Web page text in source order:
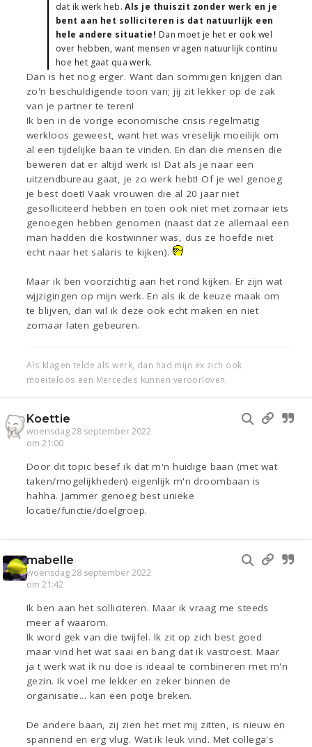
dat ik werk heb.Als je thuiszit zonder werk en je
bent aan het solliciteren is dat natuurlijk een
hele andere situatie! Dan moet je het er ook wel
over hebben, want mensen vragen natuurlijk continu
hoe het gaat qua werk.
Dan is het nog erger. Want dan sommigen krijgen dan
zo'n beschuldigende toon van; jij zit lekker op de zak
van je partner te teren!
Ik ben in de vorige economische crisis regelmatig
werkloos geweest, want het was vreselijk moeilijk om
al een tijdelijke baan te vinden. En dan die mensen die
beweren dat er altijd werk is! Dat als je naar een
uitzendbureau gaat, je zo werk hebt! Of je wel genoeg
je best doet! Vaak vrouwen die al 20 jaar niet
gesolliciteerd hebben en toen ook niet met zomaar iets
genoegen hebben genomen (naast dat ze allemaal een
man hadden die kostwinner was, dus ze hoefde niet
echt naar het salaris te kijken).
Maar ik ben voorzichtig aan het rond kijken. Er zijn wat
wjjzigingen op mijn werk. En als ik de keuze maak om
te blijven, dan wil ik deze ook echt maken en niet
zomaar laten gebeuren.
Als klagen telde als werk, dan had mijn ex zich ook
moeiteloos een Mercedes kunnen veroorloven.
Koettie
woensdag 28 september 2022
om 21:00
Door dit topic besef ik dat m'n huidige baan (met wat
taken/mogelijkheden) eigenlijk m'n droombaan is
hahha. Jammer genoeg best unieke
locatie/functie/doelgroep.
mabelle
woensdag 28 september 2022
om 21:42
Ik ben aan het solliciteren. Maar ik vraag me steeds
meer af waarom.
Ik word gek van die twijfel. Ik zit op zich best goed
maar vind het wat saai en bang dat ik vastroest. Maar
ja t werk wat ik nu doe is ideaal te combineren met m'n
gezin. Ik voel me lekker en zeker binnen de
organisatie... kan een potje breken.
De andere baan, zij zien het met mij zitten, is nieuw en
spannend en erg vlug. Wat ik leuk vind. Met collega's